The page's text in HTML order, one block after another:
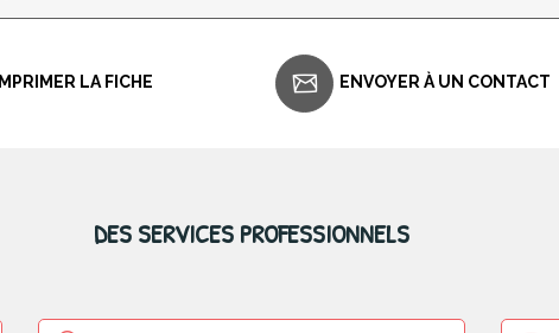
IMPRIMER LA FICHE ENVOYER À UN CONTACT
DES SERVICES PROFESSIONNELS